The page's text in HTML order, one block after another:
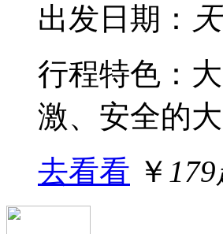
出发日期：
行程特色：
激、安全的
去看看 ￥